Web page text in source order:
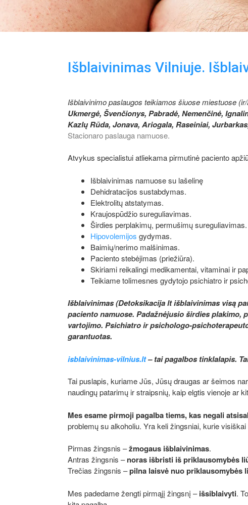
Išblaivinimas Vilniuje.
Išblaivinimo paslaugos teikiamos šiuose miestuose
Ukmergė, Švenčionys, Pabradė, Nemenčinė,
Kazlų Rūda, Jonava, Ariogala, Raseiniai,
Stacionaro paslauga namuose.
Atvykus specialistui atliekama pirmutinė paciento
Išblaivinimas namuose su lašelinę
Dehidratacijos sustabdymas.
Elektrolitų atstatymas.
Kraujospūdžio sureguliavimas.
Širdies perplakimų, permušimų sureguliavimas.
Hipovolemijos gydymas.
Baimių/nerimo malšinimas.
Paciento stebėjimas (priežiūra).
Skiriami reikalingi medikamentai, vitaminai ir
Teikiame tolimesnes gydytojo psichiatro ir
Išblaivinimas (Detoksikacija lt išblaivinimas visą
paciento namuose. Padažnėjusio širdies
vartojimo. Psichiatro ir psichologo-
garantuotas.
isblaivinimas-vilnius.lt– tai pagalbos tinklalapis.
Tai puslapis, kuriame Jūs, Jūsų draugas ar šeimos
naudingų patarimų ir straipsnių, kaip elgtis vienoje ar
Mes esame pirmoji pagalba tiems, kas negali
problemų su alkoholiu. Yra keli žingsniai, kurie
Pirmas žingsnis –žmogaus išblaivinimas.
Antras žingsnis –noras išbristi iš priklausomybės
Trečias žingsnis –pilna laisvė nuo priklausomybės
Mes padedame žengti pirmąjį žingsnį –išsiblaivyti.